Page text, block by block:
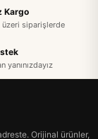
Kargo
üzeri siparişlerde
yanınızdayız
Orijinal ürünler,